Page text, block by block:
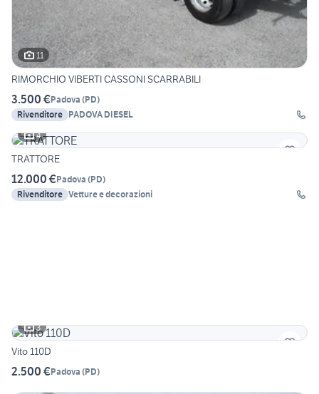
11
RIMORCHIO VIBERTI CASSONI SCARRABILI
3.500 €Padova (PD)
Rivenditore PADOVA DIESEL
4
TRATTORE
12.000 €Padova (PD)
Rivenditore Vetture e decorazioni
3
Vito 110D
2.500 €Padova (PD)